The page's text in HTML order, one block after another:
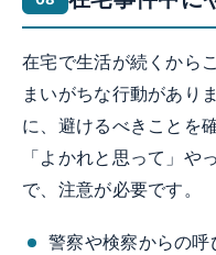
在宅で生活が続くから
まいがちな行動があり
に、避けるべきことを
「よかれと思って」や
で、注意が必要です。
警察や検察からの呼